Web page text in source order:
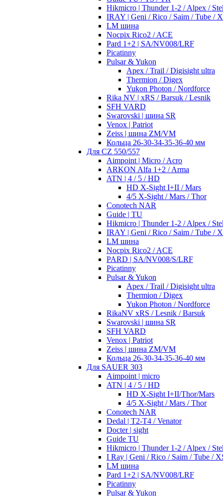
Hikmicro | Thunder 1-2 / Alpex /
IRAY | Geni / Rico / Saim / Tube /
LM шина
Nocpix Rico2 / ACE
Pard 1+2 | SA/NV008/LRF
Picatinny
Pulsar & Yukon
Apex / Trail / Digisight ultra
Thermion / Digex
Yukon Photon / Nordforce
Rika NV | xRS / Barsuk / Lesnik
SFH VARD
Swarovski | шина SR
Venox | Patriot
Zeiss | шина ZM/VM
Кольца 26-30-34-35-36-40 мм
Для CZ 550/557
Aimpoint | Micro / Acro
ARKON Alfa 1+2 / Arma
ATN | 4 / 5 / HD
HD X-Sight I+II / Mars
4/5 X-Sight / Mars / Thor
Conotech NAR
Guide | TU
Hikmicro | Thunder 1-2 / Alpex /
IRAY | Geni / Rico / Saim / Tube /
LM шина
Nocpix Rico2 / ACE
PARD | SA/NV008/S/LRF
Picatinny
Pulsar & Yukon
Apex / Trail / Digisight ultra
Thermion / Digex
Yukon Photon / Nordforce
RikaNV xRS / Lesnik / Barsuk
Swarovski | шина SR
SFH VARD
Venox | Patriot
Zeiss | шина ZM/VM
Кольца 26-30-34-35-36-40 мм
Для SAUER 303
Aimpoint | micro
ATN | 4 / 5 / HD
HD X-Sight I+II/Thor/Mars
4/5 X-Sight / Mars / Thor
Conotech NAR
Dedal | T2-T4 / Venator
Docter | sight
Guide TU
Hikmicro | Thunder 1-2 / Alpex /
I Ray | Geni / Rico / Saim / Tube /
LM шина
Pard 1+2 | SA/NV008/LRF
Picatinny
Pulsar & Yukon